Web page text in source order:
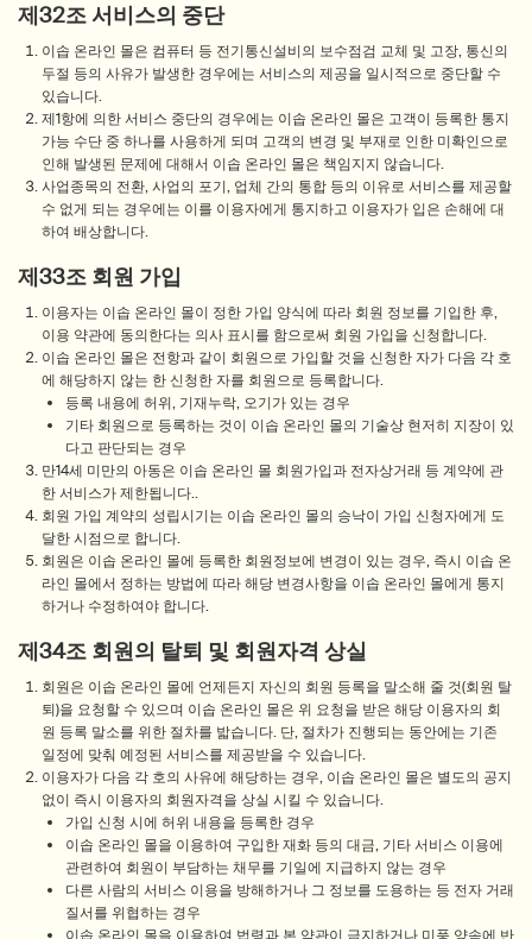
제32조 서비스의 중단
이솝 온라인 몰은 컴퓨터 등 전기통신설비의 보수점검 교체 및 고장, 통신의
두절 등의 사유가 발생한 경우에는 서비스의 제공을 일시적으로 중단할 수
있습니다.
제1항에 의한 서비스 중단의 경우에는 이솝 온라인 몰은 고객이 등록한 통지
가능 수단 중 하나를 사용하게 되며 고객의 변경 및 부재로 인한 미확인으로
인해 발생된 문제에 대해서 이솝 온라인 몰은 책임지지 않습니다.
사업종목의 전환, 사업의 포기, 업체 간의 통합 등의 이유로 서비스를 제공할
수 없게 되는 경우에는 이를 이용자에게 통지하고 이용자가 입은 손해에 대
하여 배상합니다.
제33조 회원 가입
이용자는 이솝 온라인 몰이 정한 가입 양식에 따라 회원 정보를 기입한 후,
이용 약관에 동의한다는 의사 표시를 함으로써 회원 가입을 신청합니다.
이솝 온라인 몰은 전항과 같이 회원으로 가입할 것을 신청한 자가 다음 각 호
에 해당하지 않는 한 신청한 자를 회원으로 등록합니다.
등록 내용에 허위, 기재누락, 오기가 있는 경우
기타 회원으로 등록하는 것이 이솝 온라인 몰의 기술상 현저히 지장이 있
다고 판단되는 경우
만14세 미만의 아동은 이솝 온라인 몰 회원가입과 전자상거래 등 계약에 관
한 서비스가 제한됩니다..
회원 가입 계약의 성립시기는 이솝 온라인 몰의 승낙이 가입 신청자에게 도
달한 시점으로 합니다.
회원은 이솝 온라인 몰에 등록한 회원정보에 변경이 있는 경우, 즉시 이솝 온
라인 몰에서 정하는 방법에 따라 해당 변경사항을 이솝 온라인 몰에게 통지
하거나 수정하여야 합니다.
제34조 회원의 탈퇴 및 회원자격 상실
회원은 이솝 온라인 몰에 언제든지 자신의 회원 등록을 말소해 줄 것(회원 탈
퇴)을 요청할 수 있으며 이솝 온라인 몰은 위 요청을 받은 해당 이용자의 회
원 등록 말소를 위한 절차를 밟습니다. 단, 절차가 진행되는 동안에는 기존
일정에 맞춰 예정된 서비스를 제공받을 수 있습니다.
이용자가 다음 각 호의 사유에 해당하는 경우, 이솝 온라인 몰은 별도의 공지
없이 즉시 이용자의 회원자격을 상실 시킬 수 있습니다.
가입 신청 시에 허위 내용을 등록한 경우
이솝 온라인 몰을 이용하여 구입한 재화 등의 대금, 기타 서비스 이용에
관련하여 회원이 부담하는 채무를 기일에 지급하지 않는 경우
다른 사람의 서비스 이용을 방해하거나 그 정보를 도용하는 등 전자 거래
질서를 위협하는 경우